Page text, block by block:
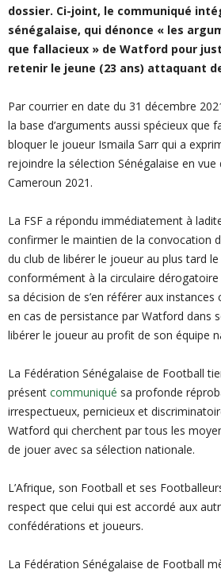
dossier. Ci-joint, le communiqué
sénégalaise, qui dénonce « les
que fallacieux » de Watford pour
retenir le jeune (23 ans) attaquant
Par courrier en date du 31 décembre
la base d’arguments aussi spécieux que
bloquer le joueur Ismaila Sarr qui a
rejoindre la sélection Sénégalaise en vue
Cameroun 2021.
La FSF a répondu immédiatement à
confirmer le maintien de la convocation
du club de libérer le joueur au plus tard
conformément à la circulaire
sa décision de s’en référer aux
en cas de persistance par Watford dans
libérer le joueur au profit de son équipe
La Fédération Sénégalaise de Football
présent communiqué sa profonde
irrespectueux, pernicieux et
Watford qui cherchent par tous les
de jouer avec sa sélection nationale.
L’Afrique, son Football et ses
respect que celui qui est accordé aux
confédérations et joueurs.
La Fédération Sénégalaise de Football